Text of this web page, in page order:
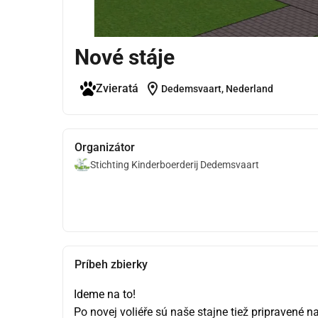
Nové stáje
Zvieratá location_on Dedemsvaart, Nederland
Organizátor
Stichting Kinderboerderij Dedemsvaart
Príbeh zbierky
Ideme na to!
Po novej voliéře sú naše stajne tiež pripravené